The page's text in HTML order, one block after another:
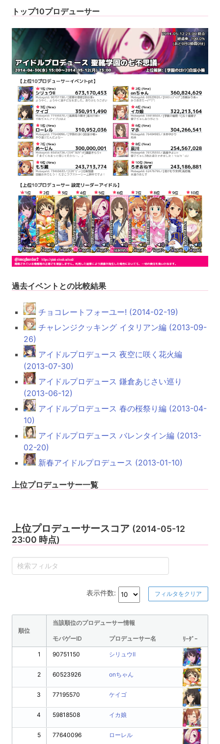
トップ10プロデューサー
過去イベントとの比較結果
チョコレートフォーユー! (2014-02-19)
チャレンジクッキング イタリアン編 (2013-09-
26)
アイドルプロデュース 夜空に咲く花火編
(2013-07-30)
アイドルプロデュース 鎌倉あじさい巡り
(2013-06-12)
アイドルプロデュース 春の桜祭り編 (2013-04-
10)
アイドルプロデュース バレンタイン編 (2013-
02-20)
新春アイドルプロデュース (2013-01-10)
上位プロデューサー一覧
上位プロデューサースコア (2014-05-12
23:00 時点)
表示件数: フィルタをクリア
順位
当該順位のプロデューサー情報
モバゲーID プロデューサー名 ﾘｰﾀﾞｰ
1
2
3
4
5
90751150 シリュウⅡ
60523926 onちゃん
77195570 ケイゴ
59818508 イカ娘
77640096 ローレル